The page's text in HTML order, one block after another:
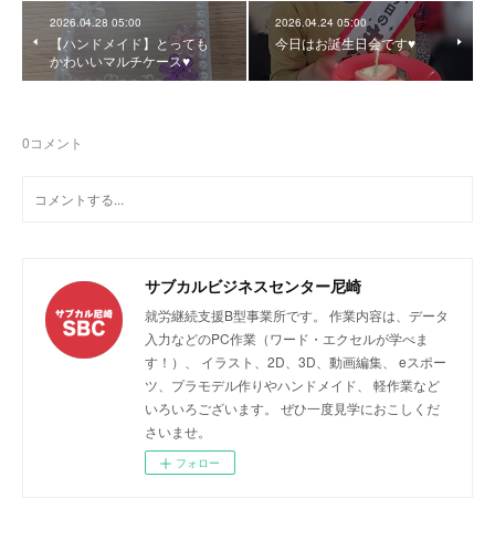
2026.04.28 05:00
【ハンドメイド】とっても
かわいいマルチケース♥️
2026.04.24 05:00
今日はお誕生日会です♥️
0コメント
サブカルビジネスセンター尼崎
就労継続支援B型事業所です。 作業内容は、データ
入力などのPC作業（ワード・エクセルが学べま
す！）、 イラスト、2D、3D、動画編集、 eスポー
ツ、プラモデル作りやハンドメイド、 軽作業など
いろいろございます。 ぜひ一度見学におこしくだ
さいませ。
フォロー